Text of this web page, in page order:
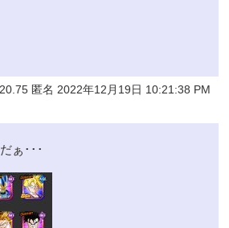
匿名 2022年12月19日 10:21:38 PM
ぁ･･･